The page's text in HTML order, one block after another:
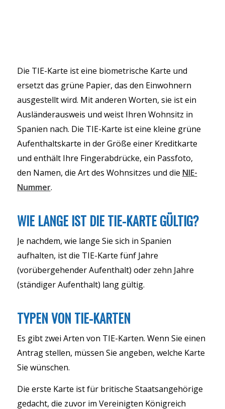
Die TIE-Karte ist eine biometrische Karte und
ersetzt das grüne Papier, das den Einwohnern
ausgestellt wird. Mit anderen Worten, sie ist ein
Ausländerausweis und weist Ihren Wohnsitz in
Spanien nach. Die TIE-Karte ist eine kleine grüne
Aufenthaltskarte in der Größe einer Kreditkarte
und enthält Ihre Fingerabdrücke, ein Passfoto,
den Namen, die Art des Wohnsitzes und die NIE-
Nummer.
WIE LANGE IST DIE TIE-KARTE GÜLTIG?
Je nachdem, wie lange Sie sich in Spanien
aufhalten, ist die TIE-Karte fünf Jahre
(vorübergehender Aufenthalt) oder zehn Jahre
(ständiger Aufenthalt) lang gültig.
TYPEN VON TIE-KARTEN
Es gibt zwei Arten von TIE-Karten. Wenn Sie einen
Antrag stellen, müssen Sie angeben, welche Karte
Sie wünschen.
Die erste Karte ist für britische Staatsangehörige
gedacht, die zuvor im Vereinigten Königreich